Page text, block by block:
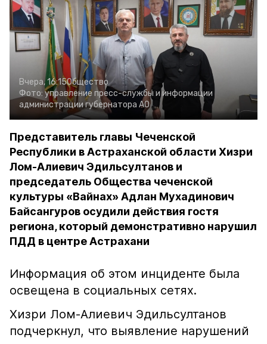
Вчера, 16:15Общество
Фото: управление пресс-службы и информации
администрации губернатора АО
Представитель главы Чеченской
Республики в Астраханской области Хизри
Лом-Алиевич Эдильсултанов и
председатель Общества чеченской
культуры «Вайнах» Адлан Мухадинович
Байсангуров осудили действия гостя
региона, который демонстративно нарушил
ПДД в центре Астрахани
Информация об этом инциденте была
освещена в социальных сетях.
Хизри Лом-Алиевич Эдильсултанов
подчеркнул, что выявление нарушений